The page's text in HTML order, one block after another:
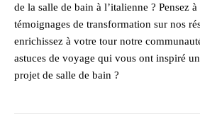
de la salle de bain à l’italienne ? Pensez
témoignages de transformation sur nos
enrichissez à votre tour notre
astuces de voyage qui vous ont inspiré
projet de salle de bain ?